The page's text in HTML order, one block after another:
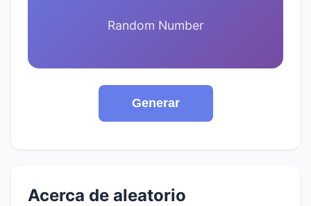
Random Number
Generar
Acerca de aleatorio